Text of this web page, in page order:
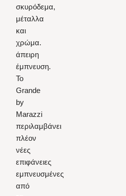
σκυρόδεμα,
μέταλλα
και
χρώμα.
άπειρη
έμπνευση.
Το
Grande
by
Marazzi
περιλαμβάνει
πλέον
νέες
επιφάνειες
εμπνευσμένες
από